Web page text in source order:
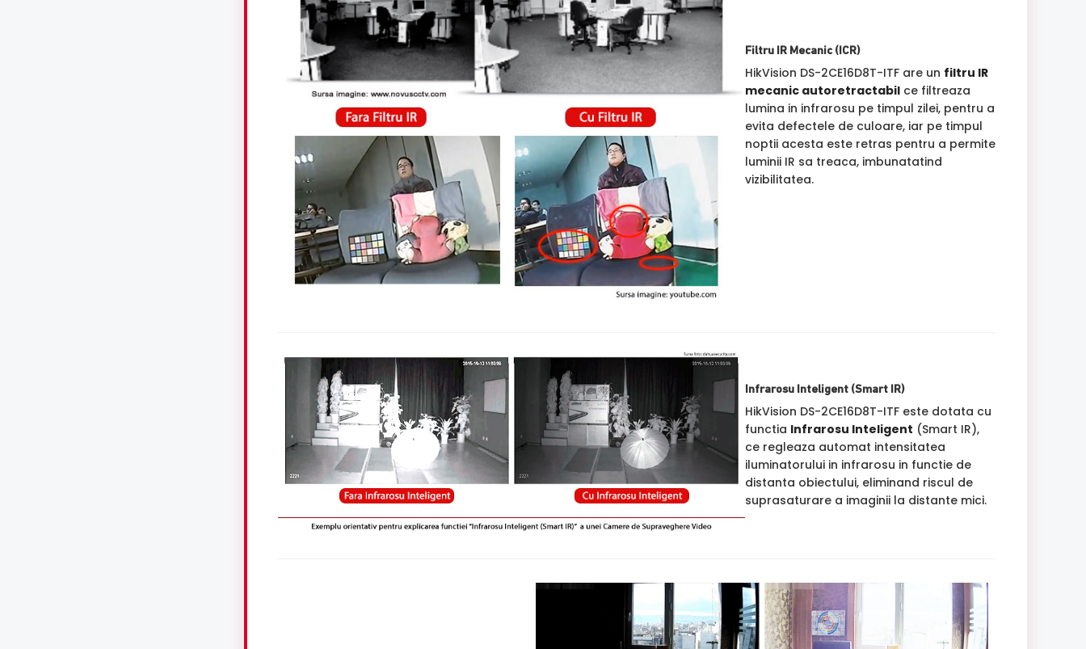
Filtru IR Mecanic (ICR)
HikVision DS-2CE16D8T-ITF are un filtru IR
mecanic autoretractabilce filtreaza
lumina in infrarosu pe timpul zilei, pentru a
evita defectele de culoare, iar pe timpul
noptii acesta este retras pentru a permite
luminii IR sa treaca, imbunatatind
vizibilitatea.
Infrarosu Inteligent (Smart IR)
HikVision DS-2CE16D8T-ITF este dotata cu
functia Infrarosu Inteligent (Smart IR),
ce regleaza automat intensitatea
iluminatorului in infrarosu in functie de
distanta obiectului, eliminand riscul de
suprasaturare a imaginii la distante mici.